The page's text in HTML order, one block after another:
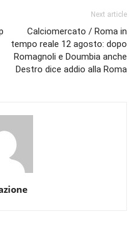
Next article
Calciomercato / Roma in
tempo reale 12 agosto: dopo
Romagnoli e Doumbia anche
Destro dice addio alla Roma